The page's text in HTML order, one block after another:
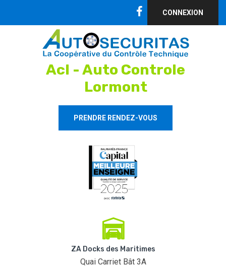
CONNEXION
Acl - Auto Controle
Lormont
PRENDRE RENDEZ-VOUS
ZA Docks des Maritimes
Quai Carriet Bât 3A